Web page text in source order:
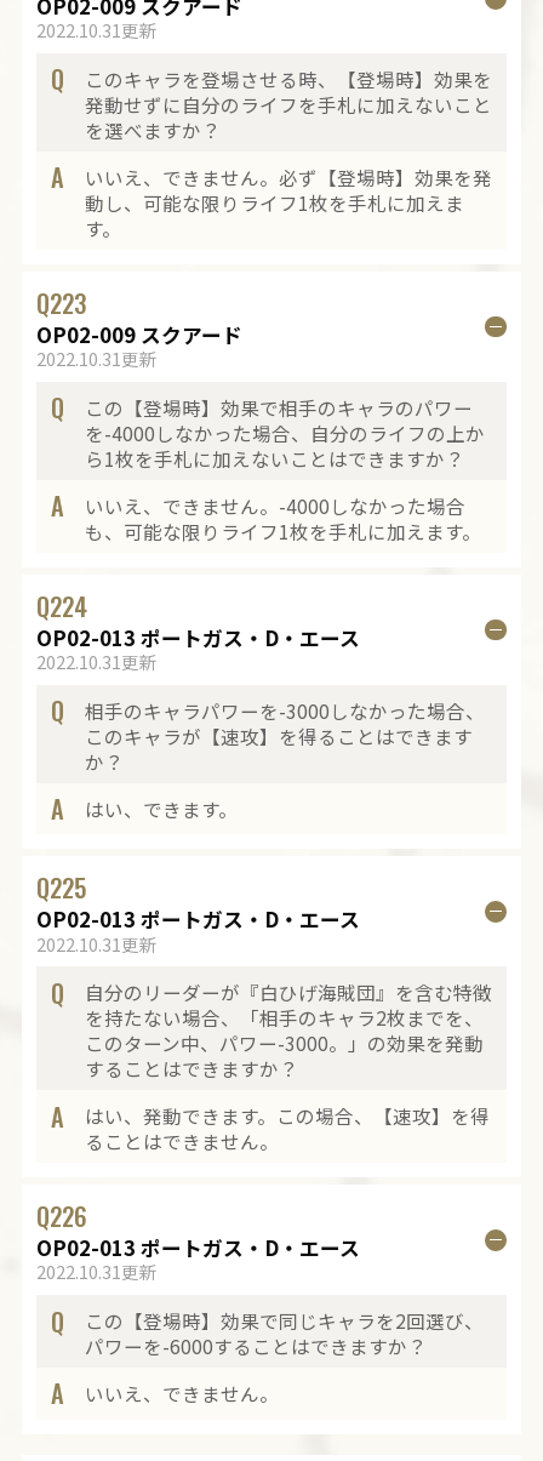
OP02-009 スクアード
2022.10.31更新
Q
このキャラを登場させる時、【登場時】効果を
発動せずに自分のライフを手札に加えないこと
を選べますか？
A
いいえ、できません。必ず【登場時】効果を発
動し、可能な限りライフ1枚を手札に加えま
す。
Q223
OP02-009 スクアード
2022.10.31更新
Q
この【登場時】効果で相手のキャラのパワー
を-4000しなかった場合、自分のライフの上か
ら1枚を手札に加えないことはできますか？
A
いいえ、できません。-4000しなかった場合
も、可能な限りライフ1枚を手札に加えます。
Q224
OP02-013 ポートガス・D・エース
2022.10.31更新
Q
相手のキャラパワーを-3000しなかった場合、
このキャラが【速攻】を得ることはできます
か？
A はい、できます。
Q225
OP02-013 ポートガス・D・エース
2022.10.31更新
Q
自分のリーダーが『白ひげ海賊団』を含む特徴
を持たない場合、「相手のキャラ2枚までを、
このターン中、パワー-3000。」の効果を発動
することはできますか？
A
はい、発動できます。この場合、【速攻】を得
ることはできません。
Q226
OP02-013 ポートガス・D・エース
2022.10.31更新
Q
この【登場時】効果で同じキャラを2回選び、
パワーを-6000することはできますか？
A いいえ、できません。